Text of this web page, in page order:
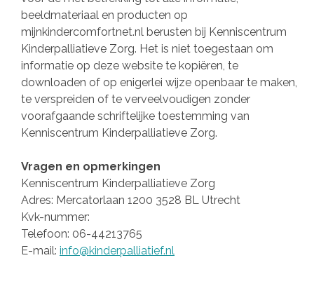
beeldmateriaal en producten op
mijnkindercomfortnet.nl berusten bij Kenniscentrum
Kinderpalliatieve Zorg. Het is niet toegestaan om
informatie op deze website te kopiëren, te
downloaden of op enigerlei wijze openbaar te maken,
te verspreiden of te verveelvoudigen zonder
voorafgaande schriftelijke toestemming van
Kenniscentrum Kinderpalliatieve Zorg.
Vragen en opmerkingen
Kenniscentrum Kinderpalliatieve Zorg
Adres: Mercatorlaan 1200 3528 BL Utrecht
Kvk-nummer:
Telefoon: 06-44213765
E-mail: info@kinderpalliatief.nl